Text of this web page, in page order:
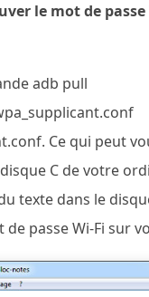
le mot de passe
adb pull
Ce qui peut
C de votre
texte dans le
passe Wi-Fi sur